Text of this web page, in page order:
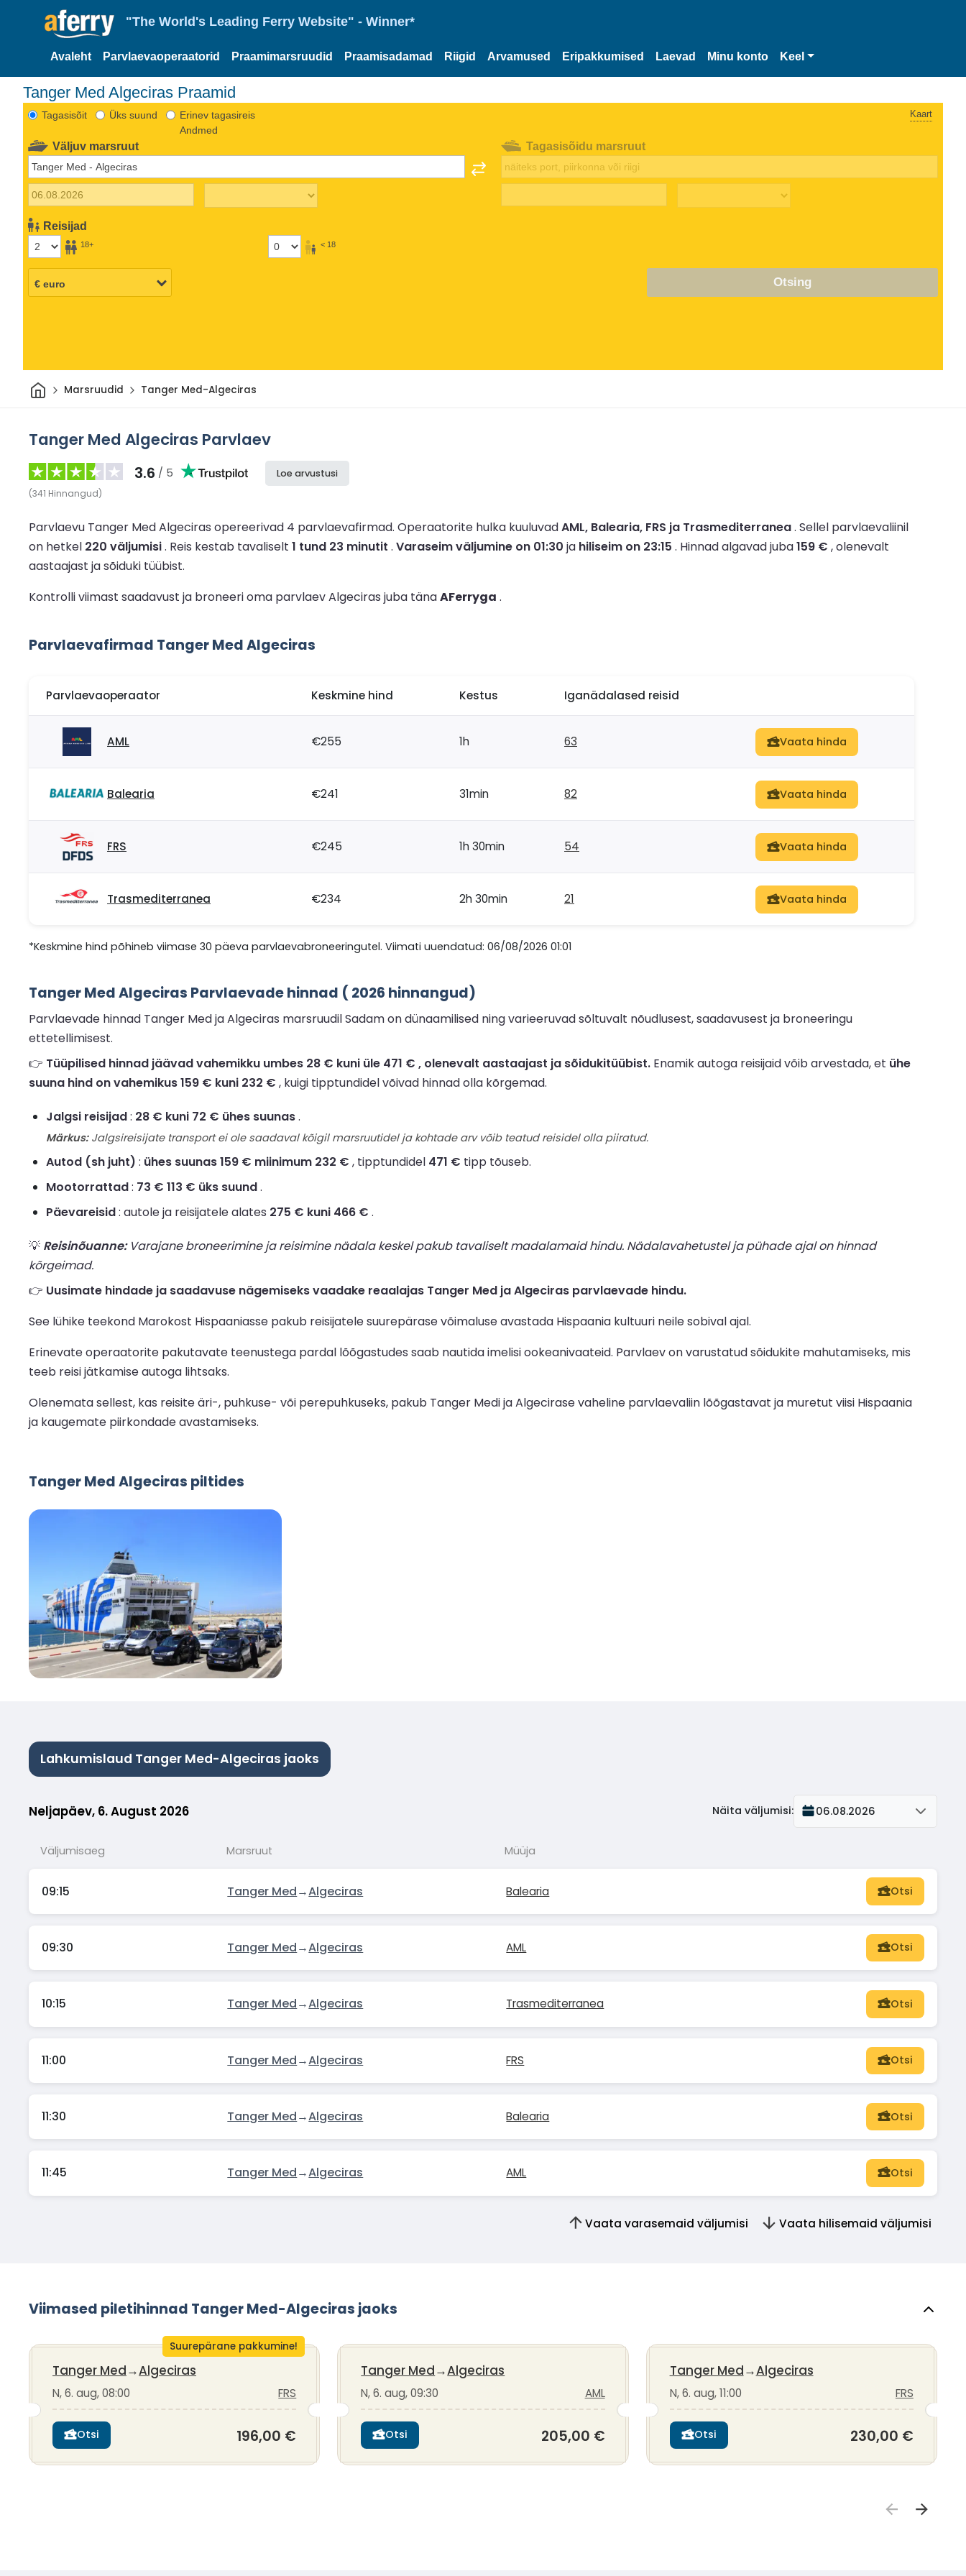
"The World's Leading Ferry Website" - Winner*
Avaleht Parvlaevaoperaatorid Praamimarsruudid Praamisadamad Riigid Arvamused Eripakkumised Laevad Minu konto Keel
Tanger Med Algeciras Praamid
Tagasisõit Üks suund
Erinev tagasireis
Andmed
Kaart
Väljuv marsruut
Reisijad
18+ < 18
Tagasisõidu marsruut
Otsing
Avaleht
Marsruudid Tanger Med-Algeciras
Tanger Med Algeciras Parvlaev
3.6 / 5
(341 Hinnangud)
Loe arvustusi
Parvlaevu Tanger Med Algeciras opereerivad 4 parvlaevafirmad. Operaatorite hulka kuuluvadAML, Balearia, FRS ja Trasmediterranea. Sellel parvlaevaliinil
on hetkel 220 väljumisi. Reis kestab tavaliselt 1 tund 23 minutit . Varaseim väljumine on 01:30 ja hiliseim on 23:15 . Hinnad algavad juba159 € , olenevalt
aastaajast ja sõiduki tüübist.
Kontrolli viimast saadavust ja broneeri oma parvlaev Algeciras juba tänaAFerryga .
Parvlaevafirmad Tanger Med Algeciras
Parvlaevaoperaator Keskmine hind Kestus Iganädalased reisid
AML €255 1h 63 Vaata hinda
Balearia €241 31min 82 Vaata hinda
FRS €245 1h 30min 54 Vaata hinda
Trasmediterranea €234 2h 30min 21 Vaata hinda
*Keskmine hind põhineb viimase 30 päeva parvlaevabroneeringutel. Viimati uuendatud: 06/08/2026 01:01
Tanger Med Algeciras Parvlaevade hinnad ( 2026 hinnangud)
Parvlaevade hinnad Tanger Med ja Algeciras marsruudil Sadam on dünaamilised ning varieeruvad sõltuvalt nõudlusest, saadavusest ja broneeringu
ettetellimisest.
👉 Tüüpilised hinnad jäävad vahemikku umbes 28 € kuni üle 471 € , olenevalt aastaajast ja sõidukitüübist. Enamik autoga reisijaid võib arvestada, et ühe
suuna hind on vahemikus 159 € kuni 232 € , kuigi tipptundidel võivad hinnad olla kõrgemad.
Jalgsi reisijad: 28 € kuni 72 € ühes suunas.
Märkus:Jalgsireisijate transport ei ole saadaval kõigil marsruutidel ja kohtade arv võib teatud reisidel olla piiratud.
Autod (sh juht) : ühes suunas 159 € miinimum 232 € , tipptundidel 471 € tipp tõuseb.
Mootorrattad: 73 € 113 € üks suund.
Päevareisid: autole ja reisijatele alates 275 € kuni 466 € .
💡 Reisinõuanne:Varajane broneerimine ja reisimine nädala keskel pakub tavaliselt madalamaid hindu. Nädalavahetustel ja pühade ajal on hinnad
kõrgeimad.
👉 Uusimate hindade ja saadavuse nägemiseks vaadake reaalajas Tanger Med ja Algeciras parvlaevade hindu.
See lühike teekond Marokost Hispaaniasse pakub reisijatele suurepärase võimaluse avastada Hispaania kultuuri neile sobival ajal.
Erinevate operaatorite pakutavate teenustega pardal lõõgastudes saab nautida imelisi ookeanivaateid. Parvlaev on varustatud sõidukite mahutamiseks, mis
teeb reisi jätkamise autoga lihtsaks.
Olenemata sellest, kas reisite äri-, puhkuse- või perepuhkuseks, pakub Tanger Medi ja Algecirase vaheline parvlaevaliin lõõgastavat ja muretut viisi Hispaania
ja kaugemate piirkondade avastamiseks.
Tanger Med Algeciras piltides
Lahkumislaud Tanger Med-Algeciras jaoks
Neljapäev, 6. August 2026 Näita väljumisi: 06.08.2026
Väljumisaeg Marsruut Müüja
09:15 Tanger Med→Algeciras Balearia Otsi
09:30 Tanger Med→Algeciras AML Otsi
10:15 Tanger Med→Algeciras Trasmediterranea Otsi
11:00 Tanger Med→Algeciras FRS Otsi
11:30 Tanger Med→Algeciras Balearia Otsi
11:45 Tanger Med→Algeciras AML Otsi
Vaata varasemaid väljumisi Vaata hilisemaid väljumisi
Viimased piletihinnad Tanger Med-Algeciras jaoks
Suurepärane pakkumine!
Tanger Med→Algeciras
N, 6. aug, 08:00 FRS
Otsi 196,00 €
Tanger Med→Algeciras
N, 6. aug, 09:30 AML
Otsi 205,00 €
Tanger Med→Algeciras
N, 6. aug, 11:00 FRS
Otsi 230,00 €